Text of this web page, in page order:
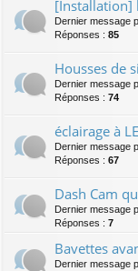
[Installation]
Dernier message
Réponses : 85
Housses de
Dernier message
Réponses : 74
éclairage à
Dernier message
Réponses : 67
Dash Cam
Dernier message
Réponses : 7
Bavettes
Dernier message